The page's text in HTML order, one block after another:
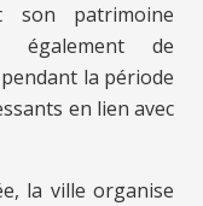
son patrimoine
également de
la période
en lien avec
la ville organise